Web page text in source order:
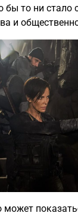
бы то ни стало
и